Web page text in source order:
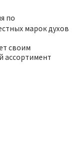
по
марок духов
своим
ассортимент